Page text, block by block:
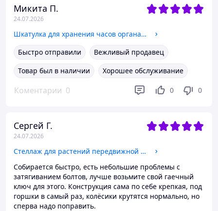
Микита П.
24.07.2026
Шкатулка для хранения часов органайзер на 3 отделения деревянный футляр с прозрачным окном для наручных часов
Быстро отправили
Вежливый продавец
Товар был в наличии
Хорошее обслуживание
Коментарии 0 0 0
Сергей Г.
24.07.2026
Стеллаж для растений передвижной металлический с полками на 4 яруса цвет белый
Собирается быстро, есть небольшие проблемы с
затягиванием болтов, лучше возьмите свой гаечный
ключ для этого. Конструкция сама по себе крепкая, под
горшки в самый раз, колёсики крутятся нормально, но
сперва надо поправить.